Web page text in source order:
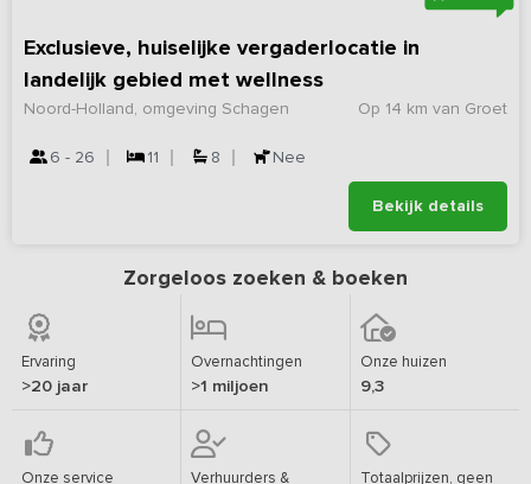
Exclusieve, huiselijke vergaderlocatie in
landelijk gebied met wellness
Op 14 km van Groet
Noord-Holland, omgeving Schagen
6 - 26 11 8 Nee
Bekijk details
Zorgeloos zoeken & boeken
Ervaring
>20 jaar
Overnachtingen
>1 miljoen
Onze huizen
9,3
Onze service
Verhuurders &
Totaalprijzen, geen